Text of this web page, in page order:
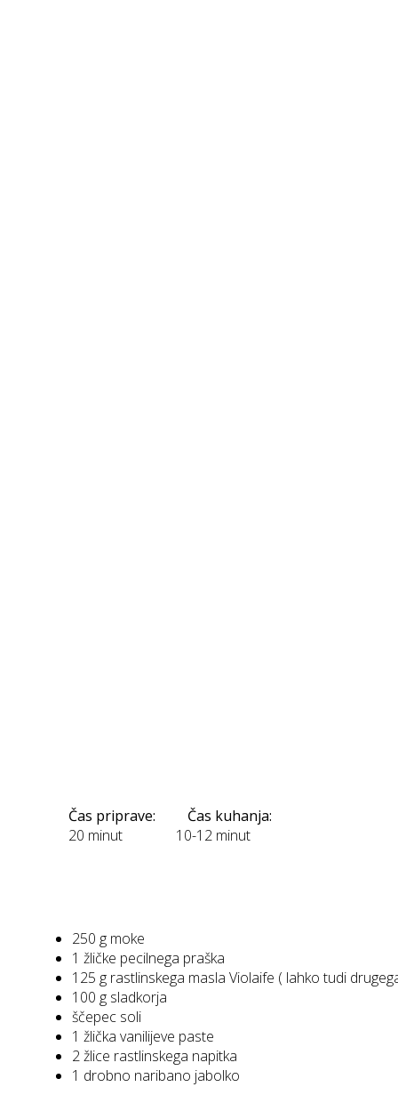
Čas priprave:
20 minut
Čas kuhanja:
10-12 minut
250 g moke
1 žličke pecilnega praška
125 g rastlinskega masla Violaife ( lahko tudi
100 g sladkorja
ščepec soli
1 žlička vanilijeve paste
2 žlice rastlinskega napitka
1 drobno naribano jabolko